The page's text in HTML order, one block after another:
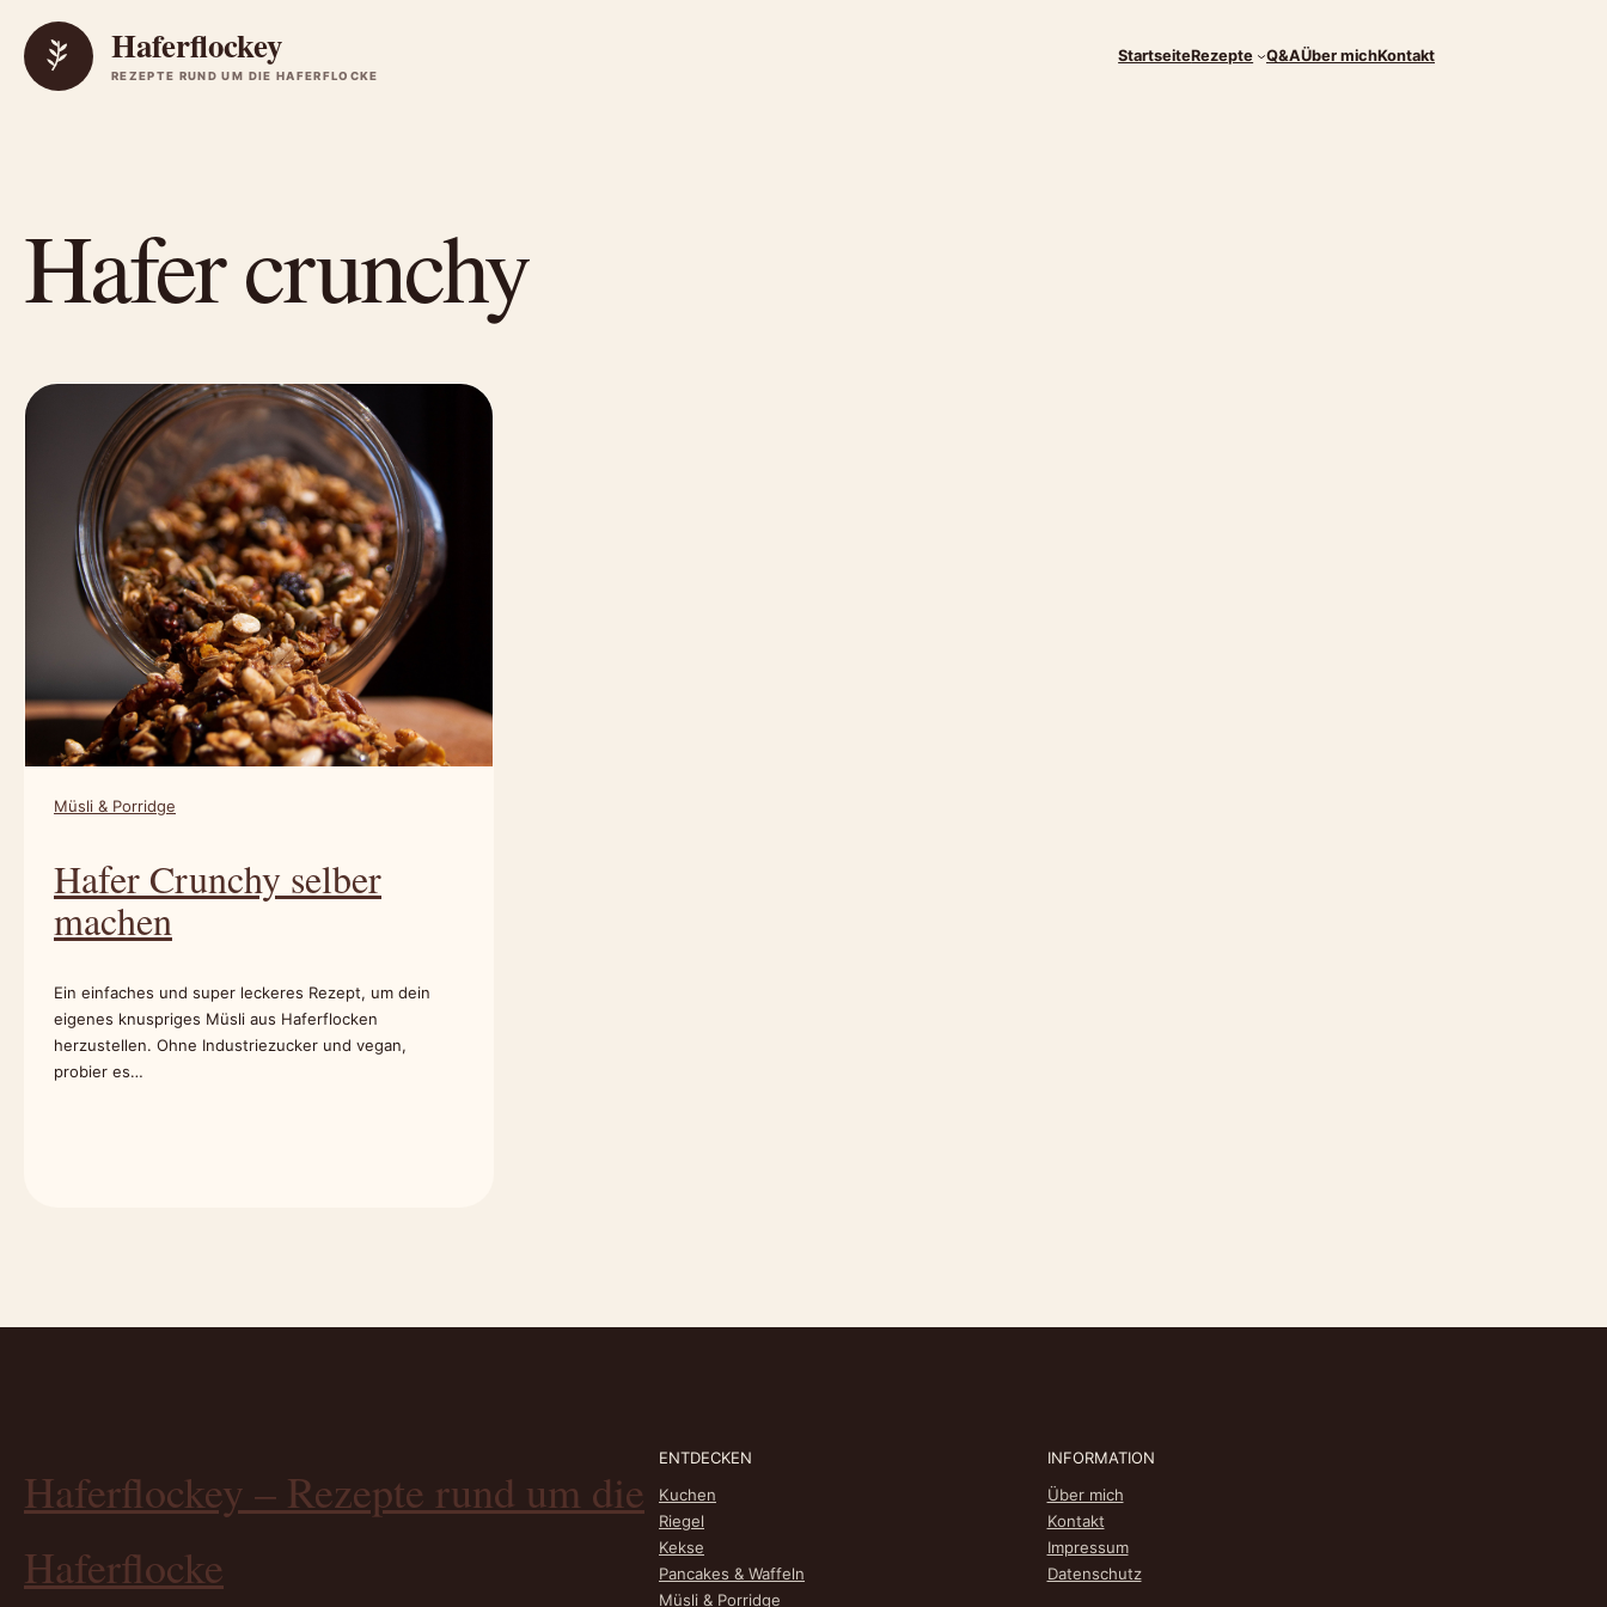
Zum Inhalt springen
Haferflockey
REZEPTE RUND UM DIE HAFERFLOCKE
StartseiteRezepte Q&AÜber michKontakt
Hafer crunchy
Müsli & Porridge
Hafer Crunchy selber
machen
Ein einfaches und super leckeres Rezept, um dein
eigenes knuspriges Müsli aus Haferflocken
herzustellen. Ohne Industriezucker und vegan,
probier es…
Haferflockey – Rezepte rund um die
Haferflocke
ENTDECKEN
Kuchen
Riegel
Kekse
Pancakes & Waffeln
Müsli & Porridge
INFORMATION
Über mich
Kontakt
Impressum
Datenschutz